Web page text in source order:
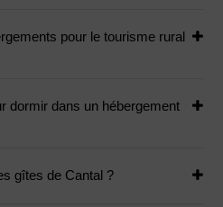
pour le tourisme rural
dormir dans un hébergement
gîtes de Cantal ?